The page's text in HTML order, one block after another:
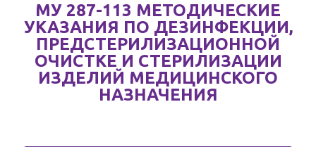
МУ 287-113 МЕТОДИЧЕСКИЕ
УКАЗАНИЯ ПО ДЕЗИНФЕКЦИИ,
ПРЕДСТЕРИЛИЗАЦИОННОЙ
ОЧИСТКЕ И СТЕРИЛИЗАЦИИ
ИЗДЕЛИЙ МЕДИЦИНСКОГО
НАЗНАЧЕНИЯ